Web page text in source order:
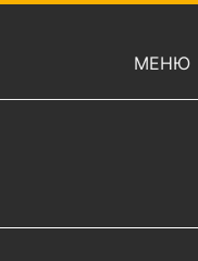
МЕНЮ